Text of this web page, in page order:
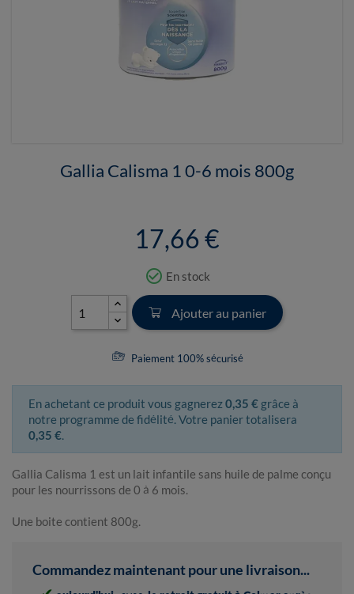
Gallia Calisma 1 0-6 mois 800g
17,66 €
check_circle_outline En stock
Ajouter au panier
Paiement 100% sécurisé
En achetant ce produit vous gagnerez0,35 € grâce à
notre programme de fidélité. Votre panier totalisera
0,35 €.
Gallia Calisma 1 est un lait infantile sans huile de palme conçu
pour les nourrissons de 0 à 6 mois.
Une boite contient 800g.
Commandez maintenant pour une livraison...